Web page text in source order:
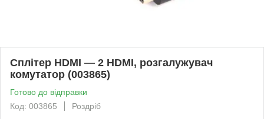
Сплітер HDMI — 2 HDMI, розгалужувач
комутатор (003865)
Готово до відправки
Код: 003865
Роздріб